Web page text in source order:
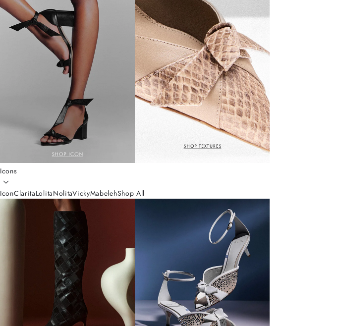
Icons
IconClaritaLolitaNolitaVickyMabelehShop All